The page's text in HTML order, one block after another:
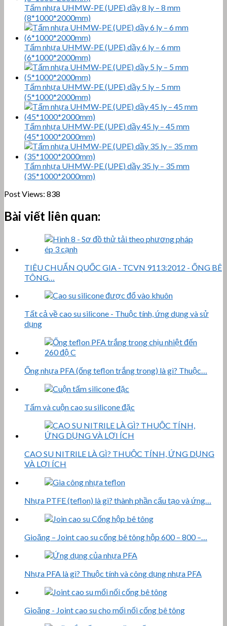
Tấm nhựa UHMW-PE (UPE) dầy 8 ly – 8 mm
(8*1000*2000mm)
Tấm nhựa UHMW-PE (UPE) dầy 6 ly – 6 mm
(6*1000*2000mm)
Tấm nhựa UHMW-PE (UPE) dầy 5 ly – 5 mm
(5*1000*2000mm)
Tấm nhựa UHMW-PE (UPE) dầy 45 ly – 45 mm
(45*1000*2000mm)
Tấm nhựa UHMW-PE (UPE) dầy 35 ly – 35 mm
(35*1000*2000mm)
Post Views: 838
Bài viết liên quan:
TIÊU CHUẨN QUỐC GIA - TCVN 9113:2012 - ỐNG BÊ
TÔNG…
Tất cả về cao su silicone - Thuộc tính, ứng dụng và sử
dụng
Ống nhựa PFA (ống teflon trắng trong) là gì? Thuộc…
Tấm và cuộn cao su silicone đặc
CAO SU NITRILE LÀ GÌ? THUỘC TÍNH, ỨNG DỤNG
VÀ LỢI ÍCH
Nhựa PTFE (teflon) là gì? thành phần cấu tạo và ứng…
Gioăng – Joint cao su cống bê tông hộp 600 – 800 –…
Nhựa PFA là gì? Thuộc tính và công dụng nhựa PFA
Gioăng - Joint cao su cho mối nối cống bê tông